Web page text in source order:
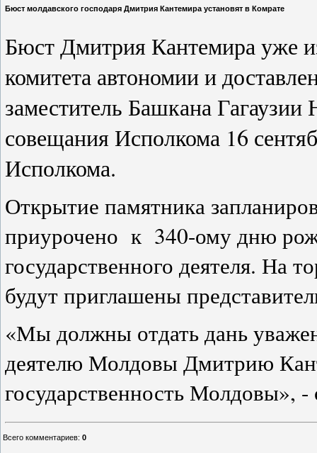
Бюст молдавского господаря Дмитрия Кантемира установят в Комрате
Бюст Дмитрия Кантемира уже
комитета автономии и
заместитель Башкана
совещания Исполкома 16
Исполкома.
Открытие памятника
приурочено к 340-ому дню
государственного деятеля. На
будут приглашены
«Мы должны отдать дань
деятелю Молдовы Дмитрию
государственность Молдовы»,
Всего комментариев: 0